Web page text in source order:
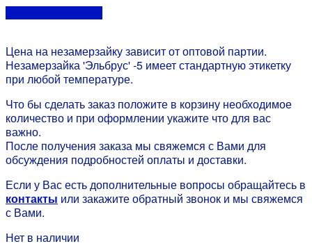
Цена на незамерзайку зависит от оптовой партии.
Незамерзайка 'Эльбрус' -5 имеет стандартную этикетку
при любой температуре.
Что бы сделать заказ положите в корзину необходимое
количество и при оформлении укажите что для вас
важно.
После получения заказа мы свяжемся с Вами для
обсуждения подробностей оплаты и доставки.
Если у Вас есть дополнительные вопросы обращайтесь в
контакты или закажите обратный звонок и мы свяжемся
с Вами.
Нет в наличии